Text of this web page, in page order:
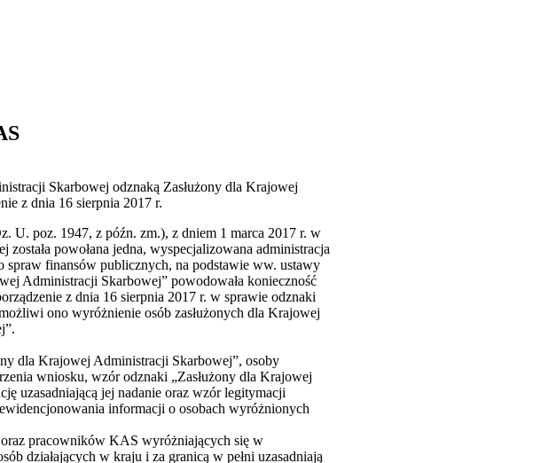
Skarbowej odznaką Zasłużony dla Krajowej
z dnia 16 sierpnia 2017 r.
U. poz. 1947, z późn. zm.), z dniem 1 marca 2017 r. w
powołana jedna, wyspecjalizowana administracja
finansów publicznych, na podstawie ww. ustawy
Administracji Skarbowej” powodowała konieczność
z dnia 16 sierpnia 2017 r. w sprawie odznaki
ono wyróżnienie osób zasłużonych dla Krajowej
dla Krajowej Administracji Skarbowej”, osoby
wniosku, wzór odznaki „Zasłużony dla Krajowej
uzasadniającą jej nadanie oraz wzór legitymacji
informacji o osobach wyróżnionych
oraz pracowników KAS wyróżniających się w
działających w kraju i za granicą w pełni uzasadniają